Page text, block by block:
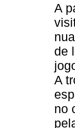
A
de
A
no